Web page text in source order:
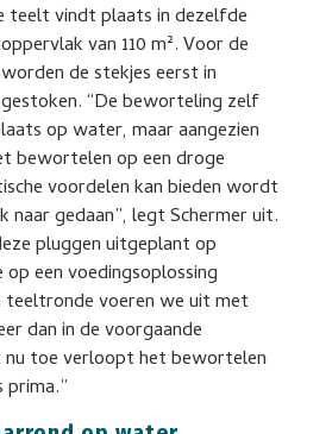
teelt vindt plaats in dezelfde
van 110 m². Voor de
de stekjes eerst in
“De beworteling zelf
op water, maar aangezien
bewortelen op een droge
voordelen kan bieden wordt
naar gedaan”, legt Schermer uit.
pluggen uitgeplant op
een voedingsoplossing
teeltronde voeren we uit met
dan in de voorgaande
toe verloopt het bewortelen